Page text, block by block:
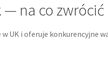
— na co
UK i oferuje konkurencyjne